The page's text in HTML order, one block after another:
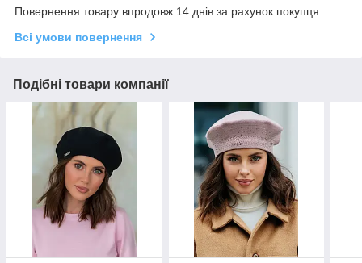
Повернення товару впродовж 14 днів за рахунок покупця
Всі умови повернення
Подібні товари компанії